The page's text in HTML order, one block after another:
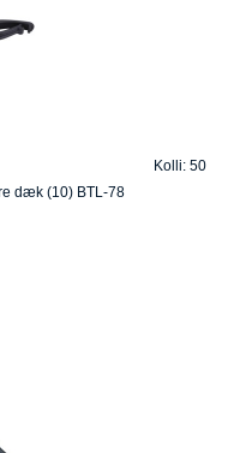
Kolli: 50
dæk (10) BTL-78